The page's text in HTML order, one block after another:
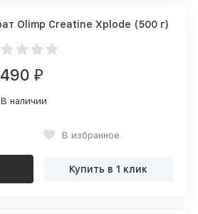
Olimp Creatine Xplode (500 г)
₽
В наличии
В избранное
Купить в 1 клик